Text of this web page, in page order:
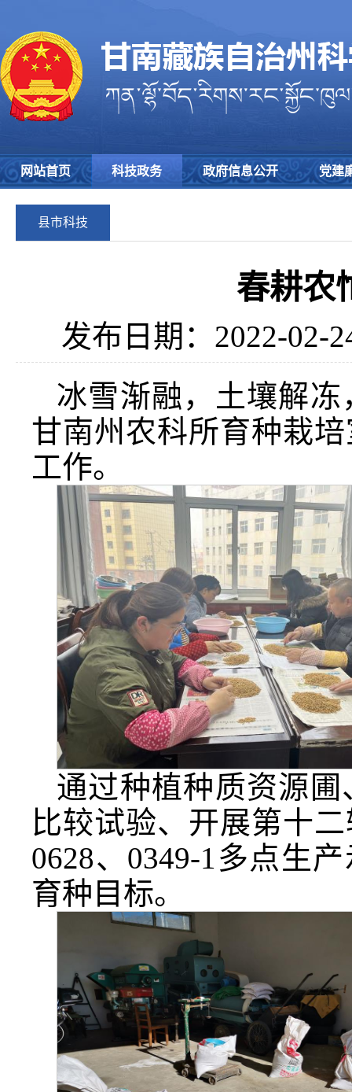
网站首页 科技政务 政府信息公开 党建
县市科技
春耕农
发布日期：2022-02-
冰雪渐融，土壤解
甘南州农科所育种栽
工作。
通过种植种质资源
比较试验、开展第十
0628、0349-1多点生
育种目标。